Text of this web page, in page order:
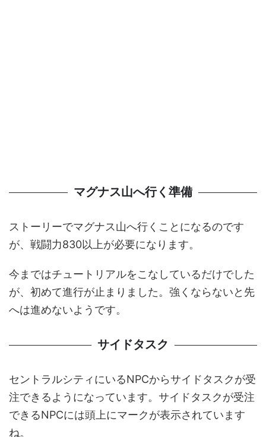
マグナス山へ行く準備
ストーリーでマグナス山へ行くことになるのです
が、戦闘力830以上が必要になります。
今まではチュートリアルをこなしているだけでした
が、初めて進行が止まりました。強くならないと先
へは進めないようです。
サイドタスク
セントラルシティにいるNPCからサイドタスクが受
注できるようになっています。サイドタスクが受注
できるNPCには頭上にマークが表示されています
ね。